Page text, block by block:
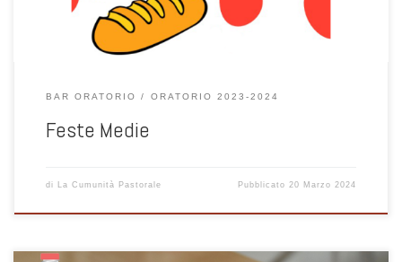
BAR ORATORIO ORATORIO 2023-2024
Feste Medie
di La Cumunità Pastorale Pubblicato20 Marzo 2024